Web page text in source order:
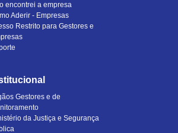
encontrei a empresa
Aderir - Empresas
Restrito para Gestores e
Gestores e de
da Justiça e Segurança